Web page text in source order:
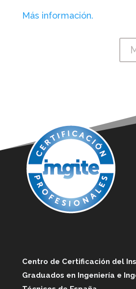
Más información.
Centro de Certificación del
Graduados en Ingeniería e